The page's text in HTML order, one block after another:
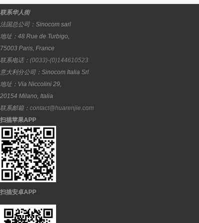
联系华人街
法国总公司： Sinocom sarl
地址： 48 Rue de Turbigo,
75003 Paris, France
联系电话： (0033)-(0)144610523
意大利分公司： Sinocom Italia Srl
地址： Via Niccolini 29,
20154 Milano, Italia
联系邮箱： contact@huarenjie.com
扫描苹果APP
扫描安卓APP